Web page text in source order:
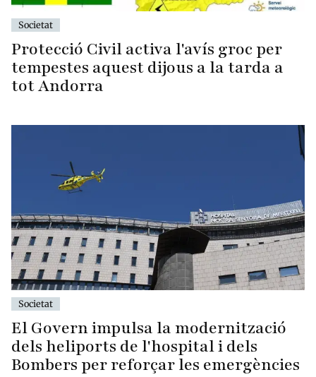
Societat
Protecció Civil activa l'avís groc per
tempestes aquest dijous a la tarda a
tot Andorra
Societat
El Govern impulsa la modernització
dels heliports de l'hospital i dels
Bombers per reforçar les emergències